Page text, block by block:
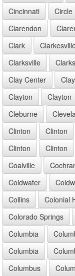
Cincinnati
Circle
Clarendon
Clark
Clarksville
Clay Center
Clayton
Clayton
Cleburne
Clinton
Clinton
Clinton
Clinton
Coalville
Coldwater
Collins
Colonial
Colorado Springs
Columbia
Columbia
Columbus